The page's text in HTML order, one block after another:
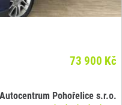
73 900 Kč
Autocentrum Pohořelice s.r.o.